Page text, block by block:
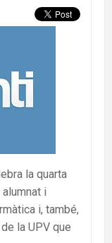
la quarta
i
i, també,
la UPV que